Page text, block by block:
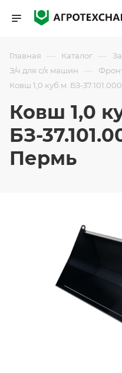
Главная — Каталог —
З/ч для с/х машин —
Ковш 1,0 куб.м. БЗ-
Ковш 1,0
БЗ-
Пермь